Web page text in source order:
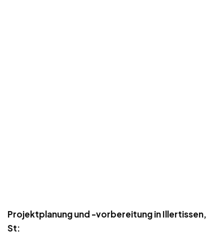
Projektplanung und -vorbereitung in Illertissen,
St: